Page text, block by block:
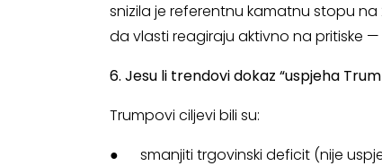
snizila je referentnu kamatnu stopu na
da vlasti reagiraju aktivno na pritiske
6. Jesu li trendovi dokaz “uspjeha
Trumpovi ciljevi bili su:
● smanjiti trgovinski deficit (nije